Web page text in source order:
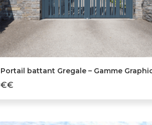
Portail battant Gregale – Gamme
€€